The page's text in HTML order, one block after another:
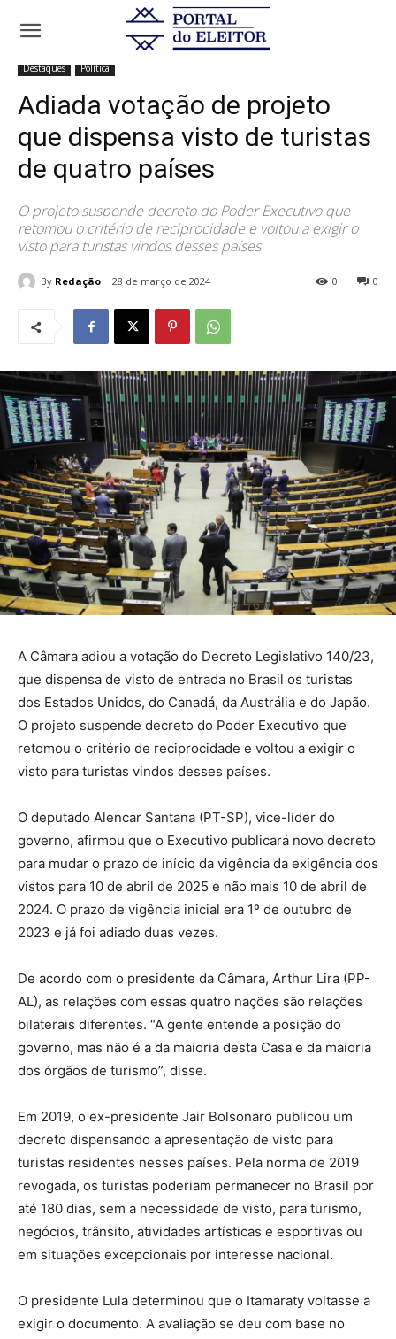
Início
Adiada votação de projeto que dispensa visto de
turistas de quatro países
Destaques Política
Adiada votação de projeto
que dispensa visto de turistas
de quatro países
O projeto suspende decreto do Poder Executivo que
retomou o critério de reciprocidade e voltou a exigir o
visto para turistas vindos desses países
By Redação 28 de março de 2024 0
0
A Câmara adiou a votação do Decreto Legislativo 140/23,
que dispensa de visto de entrada no Brasil os turistas
dos Estados Unidos, do Canadá, da Austrália e do Japão.
O projeto suspende decreto do Poder Executivo que
retomou o critério de reciprocidade e voltou a exigir o
visto para turistas vindos desses países.
O deputado Alencar Santana (PT-SP), vice-líder do
governo, afirmou que o Executivo publicará novo decreto
para mudar o prazo de início da vigência da exigência dos
vistos para 10 de abril de 2025 e não mais 10 de abril de
2024. O prazo de vigência inicial era 1º de outubro de
2023 e já foi adiado duas vezes.
De acordo com o presidente da Câmara, Arthur Lira (PP-
AL), as relações com essas quatro nações são relações
bilaterais diferentes. “A gente entende a posição do
governo, mas não é a da maioria desta Casa e da maioria
dos órgãos de turismo”, disse.
Em 2019, o ex-presidente Jair Bolsonaro publicou um
decreto dispensando a apresentação de visto para
turistas residentes nesses países. Pela norma de 2019
revogada, os turistas poderiam permanecer no Brasil por
até 180 dias, sem a necessidade de visto, para turismo,
negócios, trânsito, atividades artísticas e esportivas ou
em situações excepcionais por interesse nacional.
O presidente Lula determinou que o Itamaraty voltasse a
exigir o documento. A avaliação se deu com base no